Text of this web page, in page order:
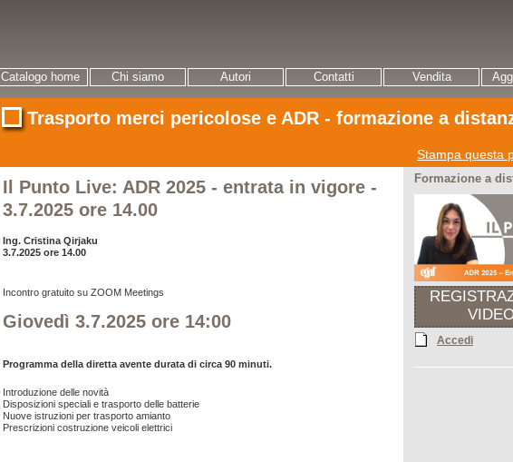
Catalogo home Chi siamo Autori Contatti Vendita
Trasporto merci pericolose e ADR - formazione a
Stampa questa
Il Punto Live: ADR 2025 - entrata in vigore -
3.7.2025 ore 14.00
Ing. Cristina Qirjaku
3.7.2025 ore 14.00
Incontro gratuito su ZOOM Meetings
Giovedì 3.7.2025 ore 14:00
Programma della diretta avente durata di circa 90 minuti.
Introduzione delle novità
Disposizioni speciali e trasporto delle batterie
Nuove istruzioni per trasporto amianto
Prescrizioni costruzione veicoli elettrici
Formazione a
Accedi